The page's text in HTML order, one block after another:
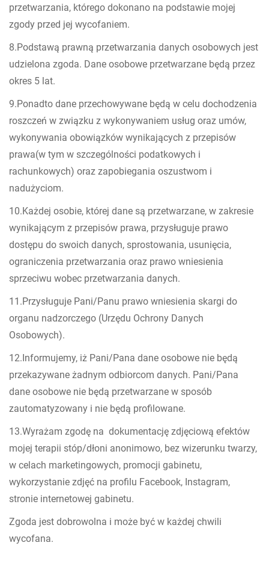
przetwarzania, którego dokonano na podstawie mojej
zgody przed jej wycofaniem.
8.Podstawą prawną przetwarzania danych osobowych jest
udzielona zgoda. Dane osobowe przetwarzane będą przez
okres 5 lat.
9.Ponadto dane przechowywane będą w celu dochodzenia
roszczeń w związku z wykonywaniem usług oraz umów,
wykonywania obowiązków wynikających z przepisów
prawa(w tym w szczególności podatkowych i
rachunkowych) oraz zapobiegania oszustwom i
nadużyciom.
10.Każdej osobie, której dane są przetwarzane, w zakresie
wynikającym z przepisów prawa, przysługuje prawo
dostępu do swoich danych, sprostowania, usunięcia,
ograniczenia przetwarzania oraz prawo wniesienia
sprzeciwu wobec przetwarzania danych.
11.Przysługuje Pani/Panu prawo wniesienia skargi do
organu nadzorczego (Urzędu Ochrony Danych
Osobowych).
12.Informujemy, iż Pani/Pana dane osobowe nie będą
przekazywane żadnym odbiorcom danych. Pani/Pana
dane osobowe nie będą przetwarzane w sposób
zautomatyzowany i nie będą profilowane.
13.Wyrażam zgodę na dokumentację zdjęciową efektów
mojej terapii stóp/dłoni anonimowo, bez wizerunku twarzy,
w celach marketingowych, promocji gabinetu,
wykorzystanie zdjęć na profilu Facebook, Instagram,
stronie internetowej gabinetu.
Zgoda jest dobrowolna i może być w każdej chwili
wycofana.